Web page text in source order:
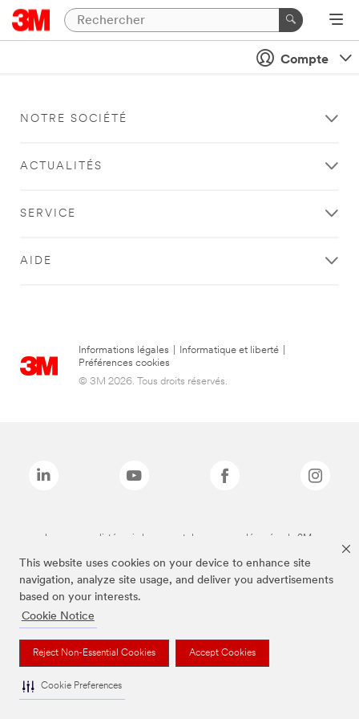
This website uses cookies on your device to enhance site
navigation, analyze site usage, and deliver you advertisements
based on your interests.
Cookie Notice
Reject Non-Essential Cookies Accept Cookies
Cookie Preferences
Compte
NOTRE SOCIÉTÉ
ACTUALITÉS
SERVICE
AIDE
Informations légales Informatique et liberté
Préférences cookies
© 3M 2026. Tous droits réservés.
Les marques listées ci-dessus sont des marques déposées de 3M.